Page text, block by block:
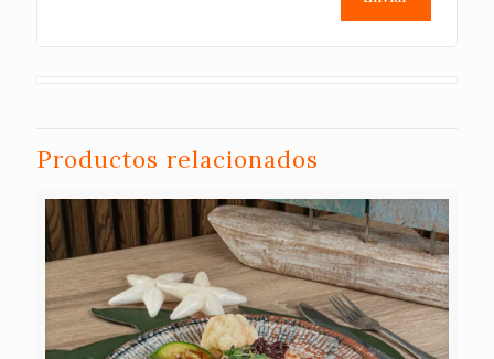
Productos relacionados